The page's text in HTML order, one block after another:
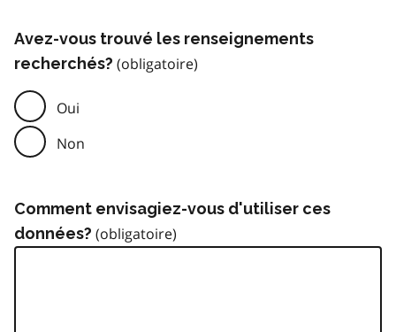
Avez-vous trouvé les renseignements
recherchés?
Oui
Non
Comment envisagiez-vous d'utiliser ces
données?